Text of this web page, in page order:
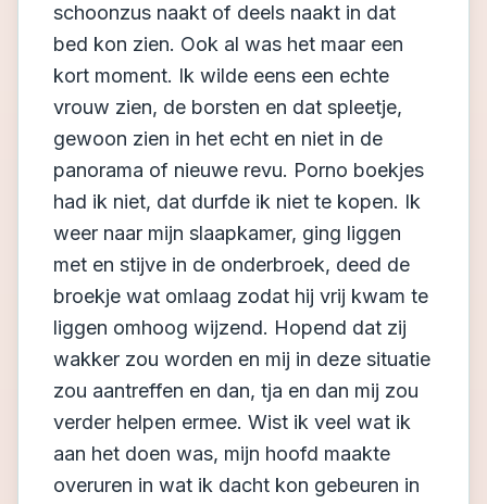
schoonzus naakt of deels naakt in dat
bed kon zien. Ook al was het maar een
kort moment. Ik wilde eens een echte
vrouw zien, de borsten en dat spleetje,
gewoon zien in het echt en niet in de
panorama of nieuwe revu. Porno boekjes
had ik niet, dat durfde ik niet te kopen. Ik
weer naar mijn slaapkamer, ging liggen
met en stijve in de onderbroek, deed de
broekje wat omlaag zodat hij vrij kwam te
liggen omhoog wijzend. Hopend dat zij
wakker zou worden en mij in deze situatie
zou aantreffen en dan, tja en dan mij zou
verder helpen ermee. Wist ik veel wat ik
aan het doen was, mijn hoofd maakte
overuren in wat ik dacht kon gebeuren in